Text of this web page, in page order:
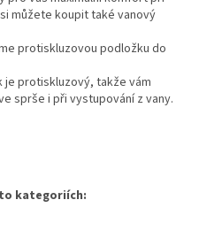
můžete koupit také vanový
protiskluzovou podložku do
je protiskluzový, takže vám
sprše i při vystupování z vany.
kategoriích: